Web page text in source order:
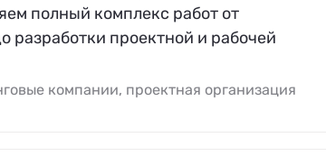
полный комплекс работ от
разработки проектной и рабочей
компании, проектная организация